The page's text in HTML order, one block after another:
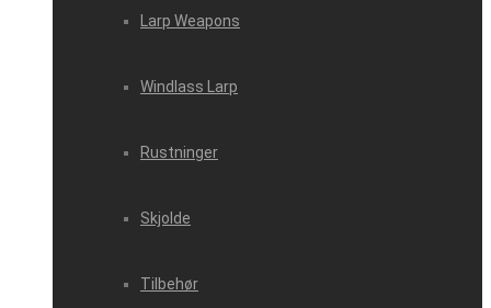
Larp Weapons
Windlass Larp
Rustninger
Skjolde
Tilbehør